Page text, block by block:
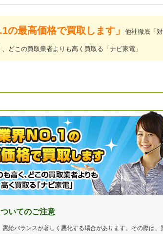
の最高価格で買取します」 他社徹底「対
どこの買取業者よりも高く買取る「ナビ家電」
いてのご注意
需給バランスが著しく悪化する場合があります。その際は、